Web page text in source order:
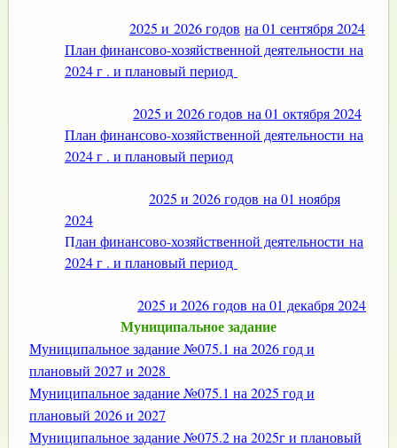
2025 и 2026 годов на 01 сентября 2024
План финансово-хозяйственной деятельности на
2024 г . и плановый период
2025 и 2026 годов на 01 октября 2024
План финансово-хозяйственной деятельности на
2024 г . и плановый период
2025 и 2026 годов на 01 ноября
2024
План финансово-хозяйственной деятельности на
2024 г . и плановый период
2025 и 2026 годов на 01 декабря 2024
Муниципальное задание
Муниципальное задание №075.1 на 2026 год и
плановый 2027 и 2028
Муниципальное задание №075.1 на 2025 год и
плановый 2026 и 2027
Муниципальное задание №075.2 на 2025г и плановый